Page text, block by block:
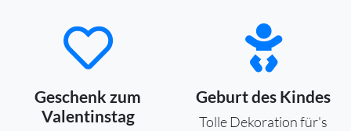
Geschenk zum
Valentinstag
Geburt des Kindes
Tolle Dekoration für's